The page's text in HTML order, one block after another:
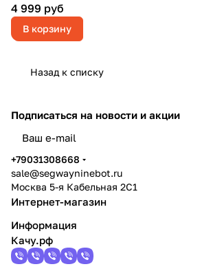
4 999 руб
В корзину
Назад к списку
Подписаться на новости и акции
+79031308668
sale@segwayninebot.ru
Москва 5-я Кабельная 2С1
Интернет-магазин
Информация
Качу.рф